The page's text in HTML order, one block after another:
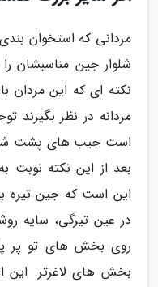
مردانی که استخوان
شلوار جین مناسبشان
نکته ای که این مردان
مردانه در نظر بگیرند
است جیب های پشت
بعد از این نکته نوبت
این است که جین تیره
در عین تیرگی، سایه
روی بخش های تو پر
بخش های لاغرتر. این